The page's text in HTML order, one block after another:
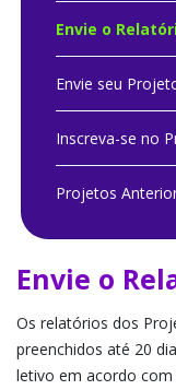
Envie o
Envie seu
Inscreva-se no
Projetos
Envie o
Os relatórios dos
preenchidos até 20
letivo em acordo com